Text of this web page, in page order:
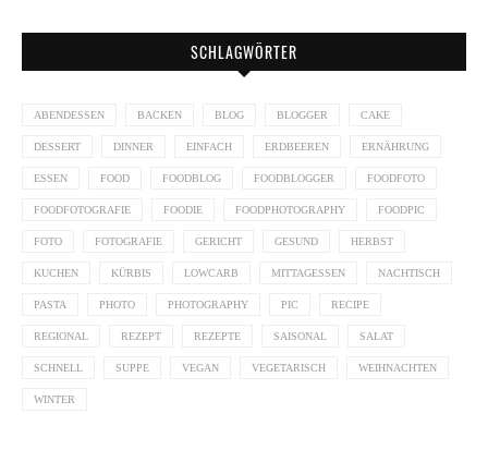
SCHLAGWÖRTER
ABENDESSEN BACKEN BLOG BLOGGER CAKE
DESSERT DINNER EINFACH ERDBEEREN ERNÄHRUNG
ESSEN FOOD FOODBLOG FOODBLOGGER FOODFOTO
FOODFOTOGRAFIE FOODIE FOODPHOTOGRAPHY FOODPIC
FOTO FOTOGRAFIE GERICHT GESUND HERBST
KUCHEN KÜRBIS LOWCARB MITTAGESSEN NACHTISCH
PASTA PHOTO PHOTOGRAPHY PIC RECIPE
REGIONAL REZEPT REZEPTE SAISONAL SALAT
SCHNELL SUPPE VEGAN VEGETARISCH WEIHNACHTEN
WINTER